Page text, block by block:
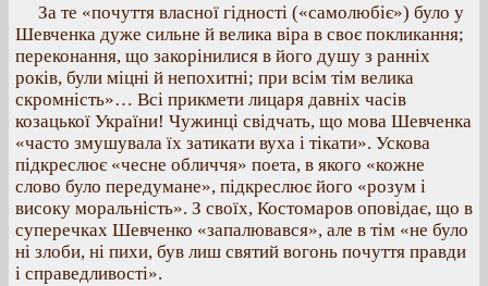
За те «почуття власної гідності («самолюбіє») було у
Шевченка дуже сильне й велика віра в своє покликання;
переконання, що закорінилися в його душу з ранніх
років, були міцні й непохитні; при всім тім велика
скромність»… Всі прикмети лицаря давніх часів
козацької України! Чужинці свідчать, що мова Шевченка
«часто змушувала їх затикати вуха і тікати». Ускова
підкреслює «чесне обличчя» поета, в якого «кожне
слово було передумане», підкреслює його «розум і
високу моральність». З своїх, Костомаров оповідає, що в
суперечках Шевченко «запалювався», але в тім «не було
ні злоби, ні пихи, був лиш святий вогонь почуття правди
і справедливості».